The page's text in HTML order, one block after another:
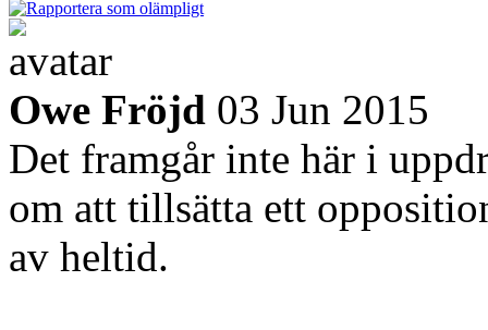
Owe Fröjd 03 Jun 2015
Det framgår inte här i
om att tillsätta ett
av heltid.